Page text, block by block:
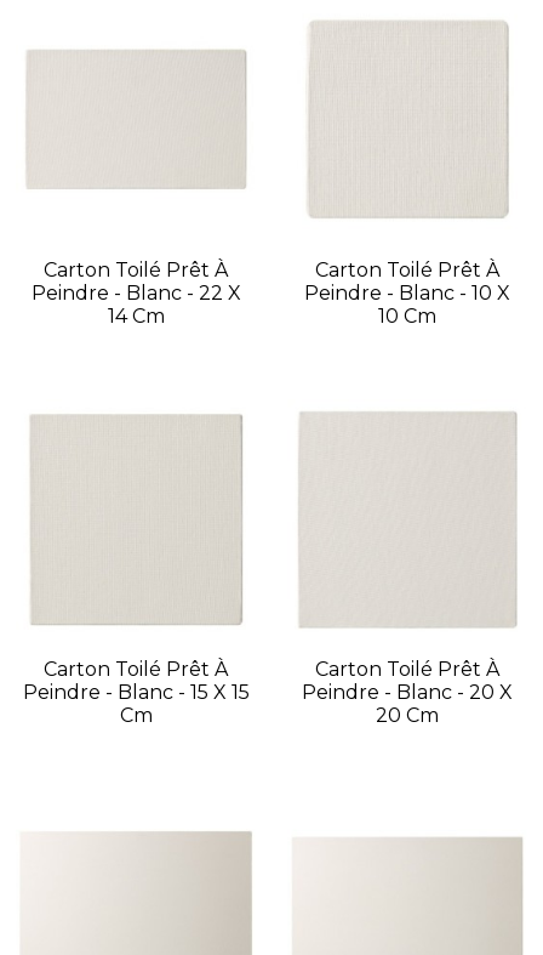
Carton Toilé Prêt À
Peindre - Blanc - 22 X
14 Cm
Carton Toilé Prêt À
Peindre - Blanc - 10 X
10 Cm
Carton Toilé Prêt À
Peindre - Blanc - 15 X 15
Cm
Carton Toilé Prêt À
Peindre - Blanc - 20 X
20 Cm